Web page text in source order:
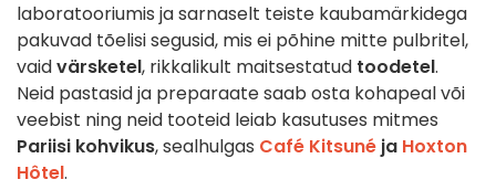
laboratooriumis ja sarnaselt teiste kaubamärkidega
pakuvad tõelisi segusid, mis ei põhine mitte pulbritel,
vaidvärsketel, rikkalikult maitsestatud toodetel.
Neid pastasid ja preparaate saab osta kohapeal või
veebist ning neid tooteid leiab kasutuses mitmes
Pariisi kohvikus, sealhulgas Café Kitsuné ja Hoxton
Hôtel.